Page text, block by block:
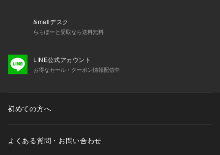
&mallデスク
ららぽーと受取なら送料無料
LINE公式アカウント
お得なセール・クーポン情報配信中
初めての方へ
よくある質問・お問い合わせ